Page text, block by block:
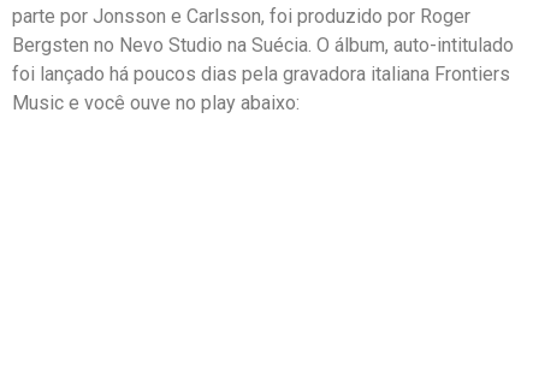
parte por Jonsson e Carlsson, foi produzido por Roger
Bergsten no Nevo Studio na Suécia. O álbum, auto-intitulado
foi lançado há poucos dias pela gravadora italiana Frontiers
Music e você ouve no play abaixo: